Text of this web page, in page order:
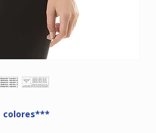
colores***